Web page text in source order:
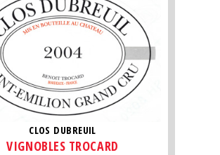
CLOS DUBREUIL
VIGNOBLES TROCARD